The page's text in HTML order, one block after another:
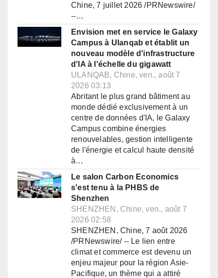
Chine, 7 juillet 2026 /PRNewswire/
--…
Envision met en service le Galaxy
Campus à Ulanqab et établit un
nouveau modèle d'infrastructure
d'IA à l'échelle du gigawatt
ULANQAB, Chine, ven., août 7
2026 03:13
Abritant le plus grand bâtiment au
monde dédié exclusivement à un
centre de données d'IA, le Galaxy
Campus combine énergies
renouvelables, gestion intelligente
de l'énergie et calcul haute densité
à…
Le salon Carbon Economics
s'est tenu à la PHBS de
Shenzhen
SHENZHEN, Chine, ven., août 7
2026 02:58
SHENZHEN, Chine, 7 août 2026
/PRNewswire/ -- Le lien entre
climat et commerce est devenu un
enjeu majeur pour la région Asie-
Pacifique, un thème qui a attiré